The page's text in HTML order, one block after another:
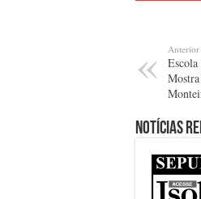
Anterior
Notícias